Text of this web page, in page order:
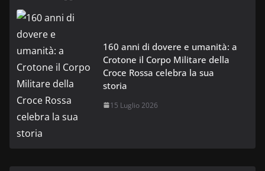
160 anni di dovere e umanità: a
Crotone il Corpo Militare della
Croce Rossa celebra la sua
storia
15 Luglio 2026